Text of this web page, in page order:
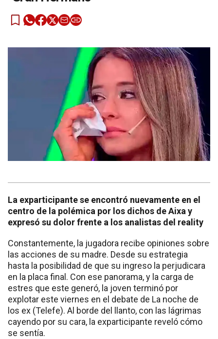
La exparticipante se encontró nuevamente en el
centro de la polémica por los dichos de Aixa y
expresó su dolor frente a los analistas del reality
Constantemente, la jugadora recibe opiniones sobre
las acciones de su madre. Desde su estrategia
hasta la posibilidad de que su ingreso la perjudicara
en la placa final. Con ese panorama, y la carga de
estres que este generó, la joven terminó por
explotar este viernes en el debate de La noche de
los ex (Telefe). Al borde del llanto, con las lágrimas
cayendo por su cara, la exparticipante reveló cómo
se sentía.